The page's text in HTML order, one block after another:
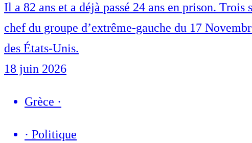
Il a 82 ans et a déjà passé 24 ans en prison.
chef du groupe d’extrême-gauche du 17
des États-Unis.
18 juin 2026
Grèce ·
· Politique